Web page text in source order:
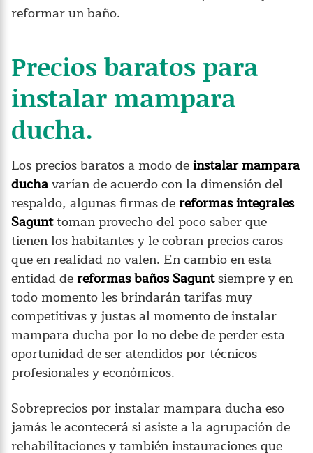
reformar un baño.
Precios baratos para
instalar mampara
ducha.
Los precios baratos a modo deinstalar mampara
duchavarían de acuerdo con la dimensión del
respaldo, algunas firmas dereformas integrales
Sagunttoman provecho del poco saber que
tienen los habitantes y le cobran precios caros
que en realidad no valen. En cambio en esta
entidad dereformas baños Saguntsiempre y en
todo momento les brindarán tarifas muy
competitivas y justas al momento de instalar
mampara ducha por lo no debe de perder esta
oportunidad de ser atendidos por técnicos
profesionales y económicos.
Sobreprecios por instalar mampara ducha eso
jamás le acontecerá si asiste a la agrupación de
rehabilitaciones y también instauraciones que